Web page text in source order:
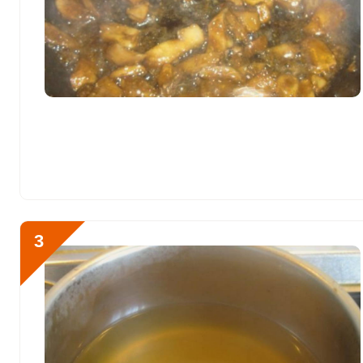
Хлор 12122.1 мг
Алюминий 1756.5 мкг
Железо 8.5 мг
Марганец
Медь 602.9 мкг
Никель 124.9 мкг
1807.7 мкг
3